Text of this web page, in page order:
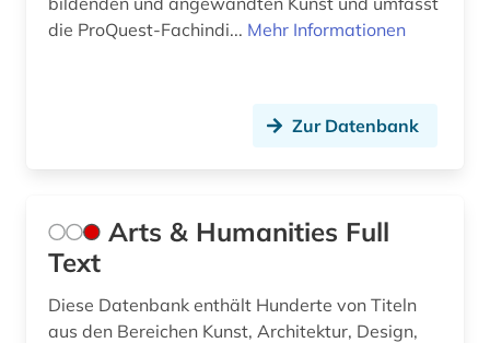
kanon (1)
kappes (1)
die ProQuest-Fachindi... Mehr Informationen
Zur Datenbank
Arts & Humanities Full
Text
Diese Datenbank enthält Hunderte von Titeln
aus den Bereichen Kunst, Architektur, Design,